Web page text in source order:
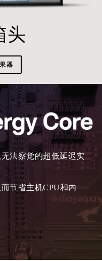
头
器
法察觉的超低延迟实
节省主机CPU和内